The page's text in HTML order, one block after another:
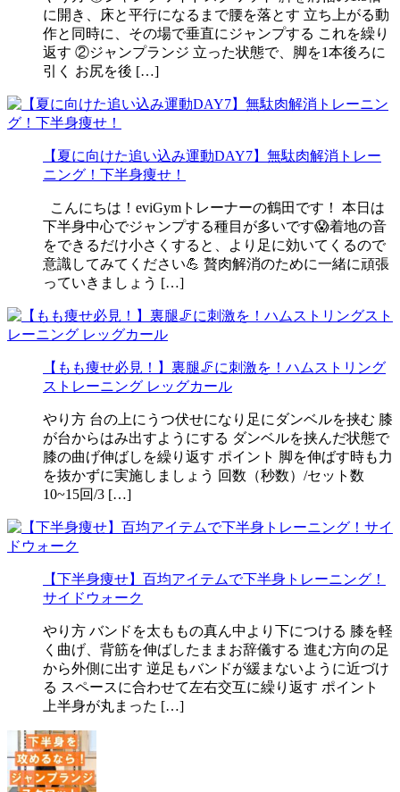
に開き、床と平行になるまで腰を落とす 立ち上がる動
作と同時に、その場で垂直にジャンプする これを繰り
返す ②ジャンプランジ 立った状態で、脚を1本後ろに
引く お尻を後 […]
【夏に向けた追い込み運動DAY7】無駄肉解消トレー
ニング！下半身痩せ！
こんにちは！eviGymトレーナーの鶴田です！ 本日は
下半身中心でジャンプする種目が多いです😱着地の音
をできるだけ小さくすると、より足に効いてくるので
意識してみてください💪 贅肉解消のために一緒に頑張
っていきましょう […]
【もも痩せ必見！】裏腿🦵に刺激を！ハムストリング
ストレーニング レッグカール
やり方 台の上にうつ伏せになり足にダンベルを挟む 膝
が台からはみ出すようにする ダンベルを挟んだ状態で
膝の曲げ伸ばしを繰り返す ポイント 脚を伸ばす時も力
を抜かずに実施しましょう 回数（秒数）/セット数
10~15回/3 […]
【下半身痩せ】百均アイテムで下半身トレーニング！
サイドウォーク
やり方 バンドを太ももの真ん中より下につける 膝を軽
く曲げ、背筋を伸ばしたままお辞儀する 進む方向の足
から外側に出す 逆足もバンドが緩まないように近づけ
る スペースに合わせて左右交互に繰り返す ポイント
上半身が丸まった […]